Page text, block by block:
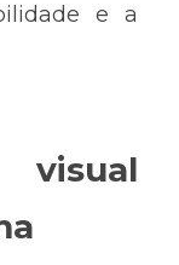
e a
visual